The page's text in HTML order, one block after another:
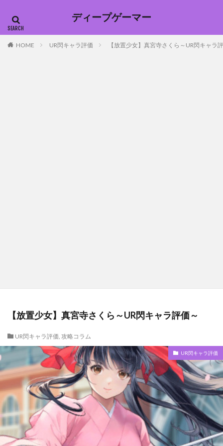
ディープゲーマー
HOME UR閃キャラ評価 【放置少女】真宮寺さくら～UR閃キャラ
【放置少女】真宮寺さくら～UR閃キャラ評価～
UR閃キャラ評価, 攻略コラム
UR閃キャラ評価